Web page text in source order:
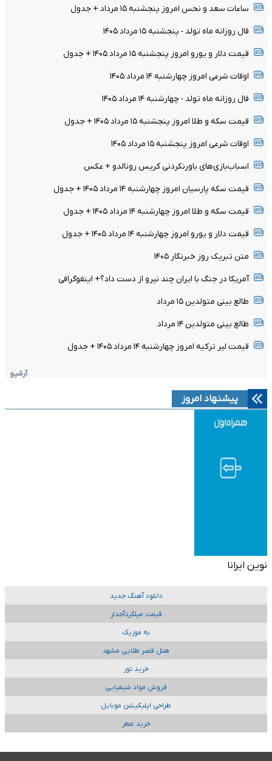
ساعات سعد و نحس امروز پنجشنبه ۱۵ مرداد + جدول
فال روزانه ماه تولد - پنجشنبه ۱۵ مرداد ۱۴۰۵
قیمت دلار و یورو امروز پنجشنبه ۱۵ مرداد ۱۴۰۵ + جدول
اوقات شرعی امروز چهارشنبه ۱۴ مرداد ۱۴۰۵
فال روزانه ماه تولد - چهارشنبه ۱۴ مرداد ۱۴۰۵
قیمت سکه و طلا امروز پنجشنبه ۱۵ مرداد ۱۴۰۵ + جدول
اوقات شرعی امروز پنجشنبه ۱۵ مرداد ۱۴۰۵
اسباب‌بازی‌های باورنکردنی کریس رونالدو + عکس
قیمت سکه پارسیان امروز چهارشنبه ۱۴ مرداد ۱۴۰۵ + جدول
قیمت سکه و طلا امروز چهارشنبه ۱۴ مرداد ۱۴۰۵ + جدول
قیمت دلار و یورو امروز چهارشنبه ۱۴ مرداد ۱۴۰۵ + جدول
متن تبریک روز خبرنگار ۱۴۰۵
آمریکا در جنگ با ایران چند نیرو از دست داد؟+ اینفوگرافی
طالع بینی متولدین ۱۵ مرداد
طالع بینی متولدین ۱۴ مرداد
قیمت لیر ترکیه امروز چهارشنبه ۱۴ مرداد ۱۴۰۵ + جدول
آرشیو
پیشنهاد امروز
نوین ایرانا
دانلود آهنگ جدید
قیمت میلگردآجدار
به موزیک
هتل قصر طلایی مشهد
خرید تور
فروش مواد شیمیایی
طراحی اپلیکیشن موبایل
خرید عطر